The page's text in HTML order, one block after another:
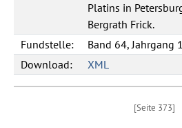
Platins in
Bergrath Frick.
Fundstelle:
Band 64, Jahrgang
Download:
XML